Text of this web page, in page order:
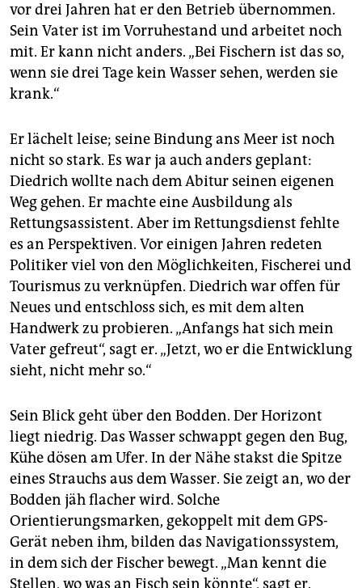
vor drei Jahren hat er den Betrieb übernommen.
Sein Vater ist im Vorruhestand und arbeitet noch
mit. Er kann nicht anders. „Bei Fischern ist das so,
wenn sie drei Tage kein Wasser sehen, werden sie
krank.“
Er lächelt leise; seine Bindung ans Meer ist noch
nicht so stark. Es war ja auch anders geplant:
Diedrich wollte nach dem Abitur seinen eigenen
Weg gehen. Er machte eine Ausbildung als
Rettungsassistent. Aber im Rettungsdienst fehlte
es an Perspektiven. Vor einigen Jahren redeten
Politiker viel von den Möglichkeiten, Fischerei und
Tourismus zu verknüpfen. Diedrich war offen für
Neues und entschloss sich, es mit dem alten
Handwerk zu probieren. „Anfangs hat sich mein
Vater gefreut“, sagt er. „Jetzt, wo er die Entwicklung
sieht, nicht mehr so.“
Sein Blick geht über den Bodden. Der Horizont
liegt niedrig. Das Wasser schwappt gegen den Bug,
Kühe dösen am Ufer. In der Nähe stakst die Spitze
eines Strauchs aus dem Wasser. Sie zeigt an, wo der
Bodden jäh flacher wird. Solche
Orientierungsmarken, gekoppelt mit dem GPS-
Gerät neben ihm, bilden das Navigationssystem,
in dem sich der Fischer bewegt. „Man kennt die
Stellen, wo was an Fisch sein könnte“, sagt er.